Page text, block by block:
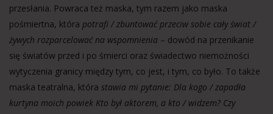
przesłania. Powraca też maska, tym razem jako maska
pośmiertna, która potrafi / zbuntować przeciw sobie cały świat /
żywych rozparcelować na wspomnienia – dowód na przenikanie
się światów przed i po śmierci oraz świadectwo niemożności
wytyczenia granicy między tym, co jest, i tym, co było. To także
maska teatralna, która stawia mi pytanie: Dla kogo / zapadła
kurtyna moich powiek Kto był aktorem, a kto / widzem? Czy